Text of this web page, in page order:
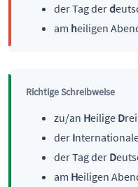
der Tag derd
am heiligen
Richtige Schreibweise
zu/an Heilige D
der I
der Tag der D
am Heiligen